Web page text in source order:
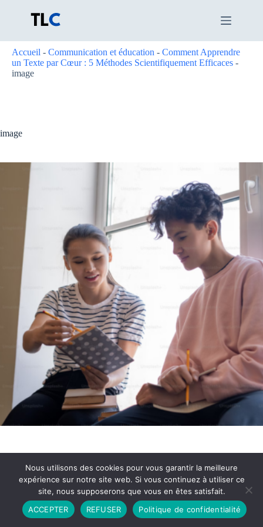
Accueil - Communication et éducation - Comment Apprendre
un Texte par Cœur : 5 Méthodes Scientifiquement Efficaces -
image
image
Partenariat Contact
Politique de Confidentialité
CGU
Copyright © 2026 - Propulsé par DIEUDUDIABLE
Nous utilisons des cookies pour vous garantir la meilleure
expérience sur notre site web. Si vous continuez à utiliser ce
site, nous supposerons que vous en êtes satisfait.
ACCEPTER
REFUSER Politique de confidentialité